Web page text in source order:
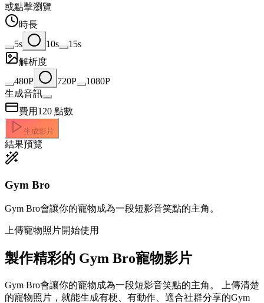
或點擊瀏覽
時長
5s
10s
15s
解析度
480P
720P
1080P
生成音訊
費用 120 點數
生成影片
結果預覽
Gym Bro
Gym Bro會讓你的寵物成為一段短影音笑點的主角。
上傳寵物照片開始使用
製作精彩的 Gym Bro寵物影片
Gym Bro會讓你的寵物成為一段短影音笑點的主角。 上傳清楚
的寵物照片，就能生成有梗、有動作、適合社群分享的Gym